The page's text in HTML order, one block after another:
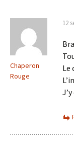
Chaperon
Rouge
12
Le